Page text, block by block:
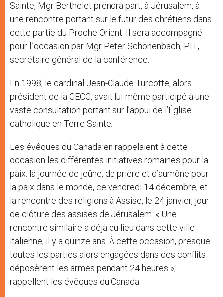
Sainte, Mgr Berthelet prendra part, à Jérusalem, à
une rencontre portant sur le futur des chrétiens dans
cette partie du Proche Orient. Il sera accompagné
pour l´occasion par Mgr Peter Schonenbach, P.H.,
secrétaire général de la conférence.
En 1998, le cardinal Jean-Claude Turcotte, alors
président de la CECC, avait lui-même participé à une
vaste consultation portant sur l’appui de l’Église
catholique en Terre Sainte.
Les évêques du Canada en rappelaient à cette
occasion les différentes initiatives romaines pour la
paix: la journée de jeûne, de prière et d’aumône pour
la paix dans le monde, ce vendredi 14 décembre, et
la rencontre des religions à Assise, le 24 janvier, jour
de clôture des assises de Jérusalem. « Une
rencontre similaire a déjà eu lieu dans cette ville
italienne, il y a quinze ans. À cette occasion, presque
toutes les parties alors engagées dans des conflits
déposèrent les armes pendant 24 heures »,
rappellent les évêques du Canada.